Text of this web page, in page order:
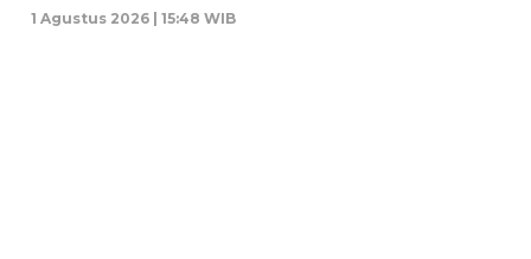
1 Agustus 2026 | 15:48 WIB